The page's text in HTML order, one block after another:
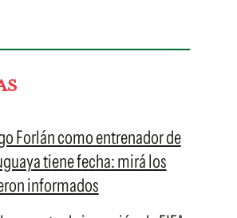
Forlán como entrenador de
tiene fecha: mirá los
informados